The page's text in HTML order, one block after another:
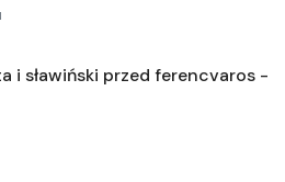
i sławiński przed ferencvaros -